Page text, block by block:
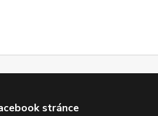
stránce